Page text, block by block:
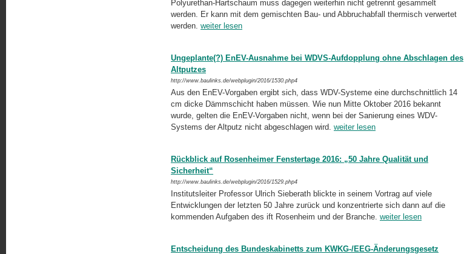
Polyurethan-Hartschaum muss dagegen weiterhin nicht ge­trennt gesammelt
werden. Er kann mit dem gemischten Bau- und Ab­bruchabfall thermisch verwertet
werden. weiter lesen
Ungeplante(?) EnEV-Ausnahme bei WDVS-Aufdopplung ohne Abschlagen des
Altputzes
http://www.baulinks.de/webplugin/2016/1530.php4
Aus den EnEV-Vorgaben ergibt sich, dass WDV-Systeme eine durch­schnittlich 14
cm dicke Dämmschicht haben müssen. Wie nun Mitte Okto­ber 2016 bekannt
wurde, gelten die EnEV-Vorgaben nicht, wenn bei der Sanierung eines WDV-
Systems der Altputz nicht abgeschlagen wird. weiter lesen
Rückblick auf Rosenheimer Fenstertage 2016: „50 Jahre Qualität und
Sicherheit“
http://www.baulinks.de/webplugin/2016/1529.php4
Institutsleiter Professor Ulrich Sieberath blickte in seinem Vortrag auf viele
Entwicklungen der letzten 50 Jahre zurück und konzentrierte sich dann auf die
kommenden Aufgaben des ift Rosenheim und der Branche. weiter lesen
Entscheidung des Bundeskabinetts zum KWKG-/EEG-Änderungsgesetz